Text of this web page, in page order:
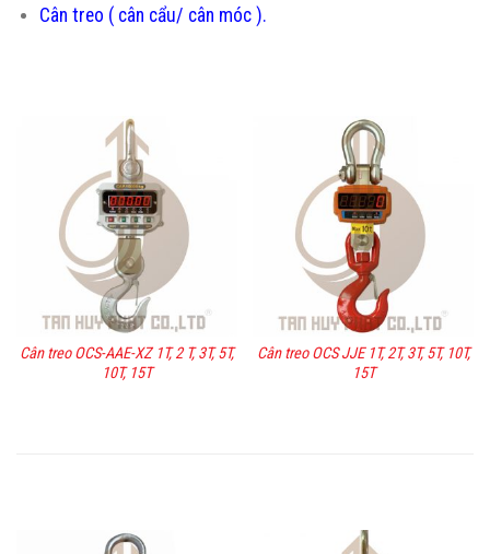
Cân treo ( cân cẩu/ cân móc ).
Cân treo OCS-AAE-XZ 1T, 2 T, 3T, 5T,
10T, 15T
Cân treo OCS JJE 1T, 2T, 3T, 5T, 10T,
15T